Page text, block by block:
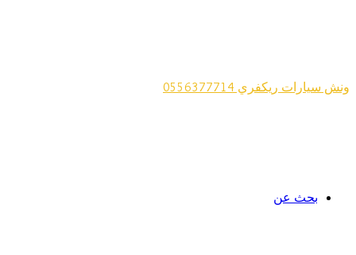
ونش سيارات ريكفري 0556377714
بحث عن